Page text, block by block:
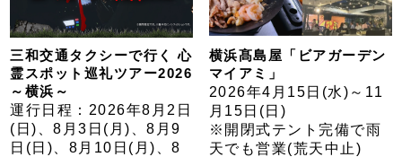
三和交通タクシーで行く 心
霊スポット巡礼ツアー2026
～横浜～
運行日程：2026年8月2日
(日)、8月3日(月)、8月9
日(日)、8月10日(月)、8
横浜髙島屋「ビアガーデン
マイアミ」
2026年4月15日(水)～11
月15日(日)
※開閉式テント完備で雨
天でも営業(荒天中止)